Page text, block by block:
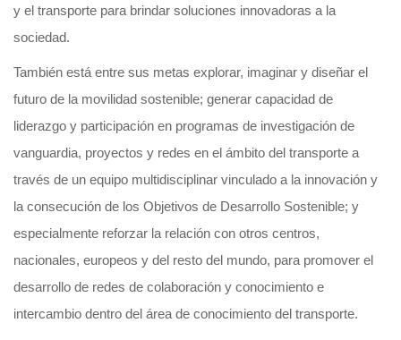
y el transporte para brindar soluciones innovadoras a la
sociedad.
También está entre sus metas explorar, imaginar y diseñar el
futuro de la movilidad sostenible; generar capacidad de
liderazgo y participación en programas de investigación de
vanguardia, proyectos y redes en el ámbito del transporte a
través de un equipo multidisciplinar vinculado a la innovación y
la consecución de los Objetivos de Desarrollo Sostenible; y
especialmente reforzar la relación con otros centros,
nacionales, europeos y del resto del mundo, para promover el
desarrollo de redes de colaboración y conocimiento e
intercambio dentro del área de conocimiento del transporte.